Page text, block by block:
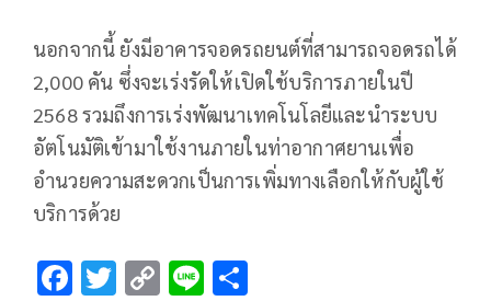
นอกจากนี้ ยังมีอาคารจอดรถยนต์ที่สามารถจอดรถได้
2,000 คัน ซึ่งจะเร่งรัดให้เปิดใช้บริการภายในปี
2568 รวมถึงการเร่งพัฒนาเทคโนโลยีและนำระบบ
อัตโนมัติเข้ามาใช้งานภายในท่าอากาศยานเพื่อ
อำนวยความสะดวกเป็นการเพิ่มทางเลือกให้กับผู้ใช้
บริการด้วย
F T C Li